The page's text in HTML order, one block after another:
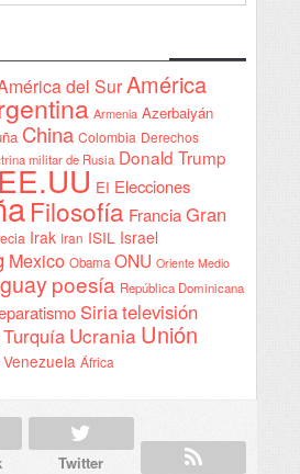
Yeda
en
Sudán
del SurAmérica
Armenia Azerbaiyán
China Colombia Derechos
militar de Rusia Donald Trump
EI Elecciones
Filosofía Francia Gran
Irak Iran ISIL Israel
Mexico Obama ONU Oriente Medio
poesía República Dominicana
Siriatelevisión
Turquía Ucrania Unión
Venezuela África
Twitter